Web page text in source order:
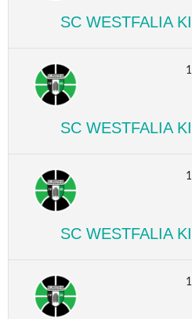
SC WESTFALIA
SC WESTFALIA
SC WESTFALIA